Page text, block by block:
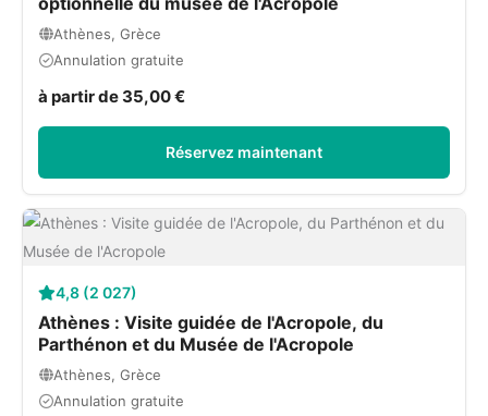
Athènes, Grèce
Annulation gratuite
à partir de 35,00 €
Réservez maintenant
4,8 (2 027)
Athènes : Visite guidée de l'Acropole, du
Parthénon et du Musée de l'Acropole
Athènes, Grèce
Annulation gratuite